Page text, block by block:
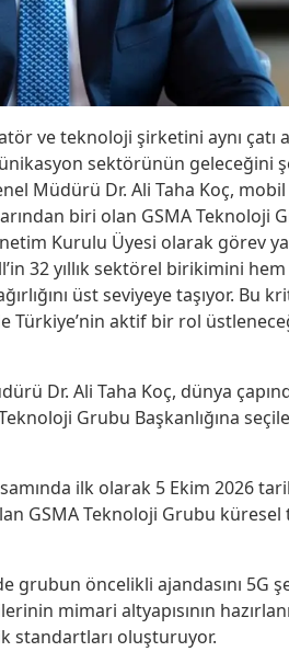
ve teknoloji şirketini aynı çatı
sektörünün geleceğini
Müdürü Dr. Ali Taha Koç, mobil
biri olan GSMA Teknoloji
Kurulu Üyesi olarak görev
32 yıllık sektörel birikimini hem
üst seviyeye taşıyor. Bu
Türkiye’nin aktif bir rol
Dr. Ali Taha Koç, dünya
Grubu Başkanlığına
ilk olarak 5 Ekim 2026
GSMA Teknoloji Grubu küresel
grubun öncelikli ajandasını 5G
mimari altyapısının
standartları oluşturuyor.